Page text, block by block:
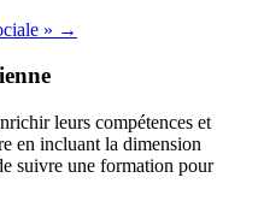
» →
leurs compétences et
en incluant la dimension
suivre une formation pour